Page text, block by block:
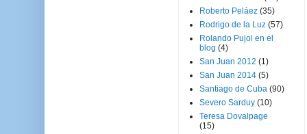
Roberto Peláez (35)
Rodrigo de la Luz (57)
Rolando Pujol en el
blog (4)
San Juan 2012 (1)
San Juan 2014 (5)
Santiago de Cuba (90)
Severo Sarduy (10)
Teresa Dovalpage
(15)